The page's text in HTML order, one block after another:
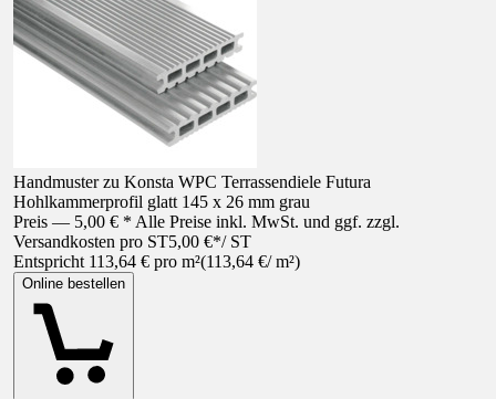
Handmuster zu Konsta WPC Terrassendiele Futura
Hohlkammerprofil glatt 145 x 26 mm grau
Preis — 5,00 € * Alle Preise inkl. MwSt. und ggf. zzgl.
Versandkosten pro ST5,00 €*/ ST
Entspricht 113,64 € pro m²(113,64 €/ m²)
Online bestellen